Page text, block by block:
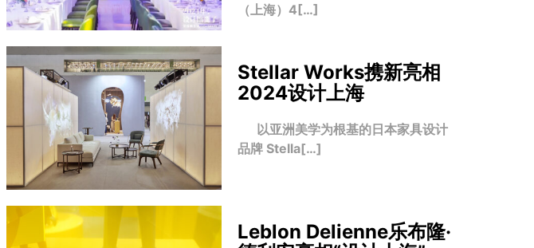
（上海）4[…]
Stellar Works携新亮相
2024设计上海
以亚洲美学为根基的日本家具设计
品牌 Stella[…]
Leblon Delienne乐布隆·